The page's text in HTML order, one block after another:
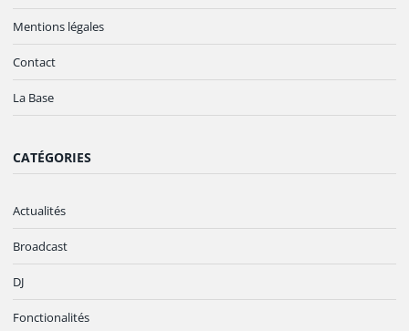
Mentions légales
Contact
La Base
CATÉGORIES
Actualités
Broadcast
DJ
Fonctionalités